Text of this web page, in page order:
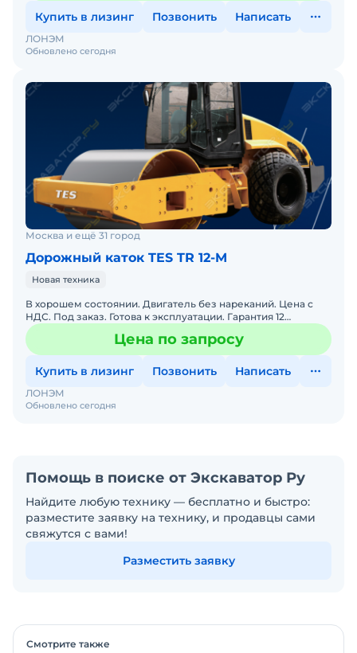
Купить в лизинг Позвонить Написать
Обновлено сегодня
ЛОНЭМ
Москва и ещё 31 город
Дорожный каток TES TR 12-M
Новая техника
В хорошем состоянии. Двигатель без нареканий. Цена с
НДС. Под заказ. Готова к эксплуатации. Гарантия 12
месяцев. Сервисная горячая линия. Заводская гарантия. По
Цена по запросу
Купить в лизинг Позвонить Написать
Обновлено сегодня
ЛОНЭМ
Помощь в поиске от Экскаватор Ру
Найдите любую технику — бесплатно и быстро:
разместите заявку на технику, и продавцы сами
свяжутся с вами!
Разместить заявку
Смотрите также